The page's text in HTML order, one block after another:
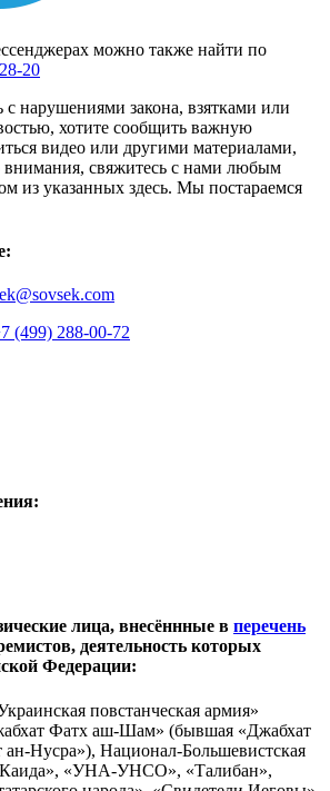
можно также найти по
20
нарушениями закона, взятками или
хотите сообщить важную
видео или другими материалами,
свяжитесь с нами любым
из указанных здесь. Мы постараемся
(499) 288-00-72
лица, внесённные в перечень
деятельность которых
Федерации:
повстанческая армия»
Фатх аш-Шам» (бывшая «Джабхат
Нусра»), Национал-Большевистская
«УНА-УНСО», «Талибан»,